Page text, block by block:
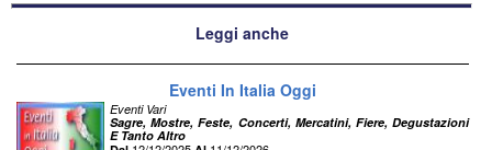
Leggi anche
Eventi In Italia Oggi
Eventi Vari
Sagre, Mostre, Feste, Concerti, Mercatini, Fiere, Degustazioni
E Tanto Altro